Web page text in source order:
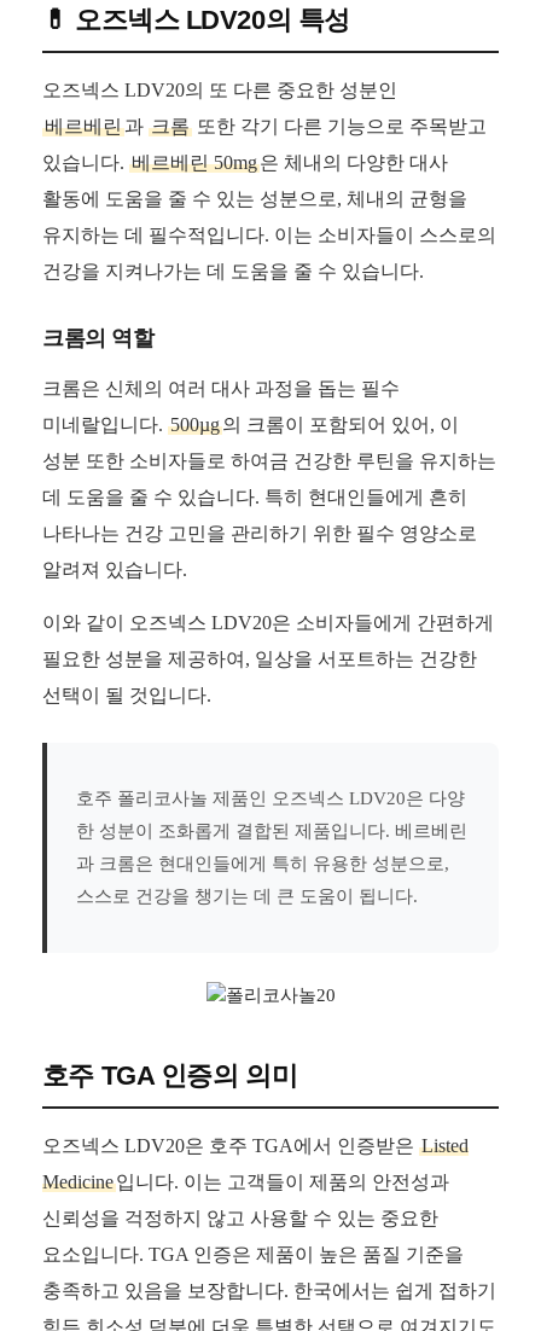
💊 오즈넥스 LDV20의 특성
오즈넥스 LDV20의 또 다른 중요한 성분인
베르베린과 크롬또한 각기 다른 기능으로 주목받고
있습니다. 베르베린 50mg은 체내의 다양한 대사
활동에 도움을 줄 수 있는 성분으로, 체내의 균형을
유지하는 데 필수적입니다. 이는 소비자들이 스스로의
건강을 지켜나가는 데 도움을 줄 수 있습니다.
크롬의 역할
크롬은 신체의 여러 대사 과정을 돕는 필수
미네랄입니다. 500µg의 크롬이 포함되어 있어, 이
성분 또한 소비자들로 하여금 건강한 루틴을 유지하는
데 도움을 줄 수 있습니다. 특히 현대인들에게 흔히
나타나는 건강 고민을 관리하기 위한 필수 영양소로
알려져 있습니다.
이와 같이 오즈넥스 LDV20은 소비자들에게 간편하게
필요한 성분을 제공하여, 일상을 서포트하는 건강한
선택이 될 것입니다.
호주 폴리코사놀 제품인 오즈넥스 LDV20은 다양
한 성분이 조화롭게 결합된 제품입니다. 베르베린
과 크롬은 현대인들에게 특히 유용한 성분으로,
스스로 건강을 챙기는 데 큰 도움이 됩니다.
호주 TGA 인증의 의미
오즈넥스 LDV20은 호주 TGA에서 인증받은 Listed
Medicine입니다. 이는 고객들이 제품의 안전성과
신뢰성을 걱정하지 않고 사용할 수 있는 중요한
요소입니다. TGA 인증은 제품이 높은 품질 기준을
충족하고 있음을 보장합니다. 한국에서는 쉽게 접하기